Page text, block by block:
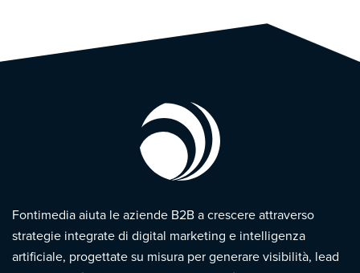
Fontimedia aiuta le aziende B2B a crescere attraverso
strategie integrate di digital marketing e intelligenza
artificiale, progettate su misura per generare visibilità, lead